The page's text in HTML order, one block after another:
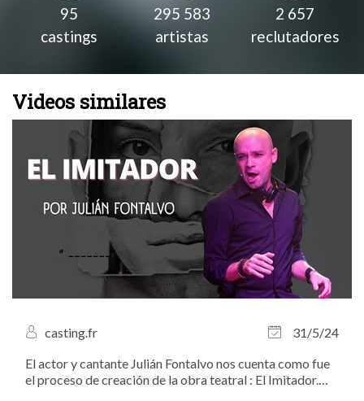
95
castings
295 583
artistas
2 657
reclutadores
Videos similares
casting.fr
31/5/24
El actor y cantante Julián Fontalvo nos cuenta como fue
el proceso de creación de la obra teatral : El Imitador.